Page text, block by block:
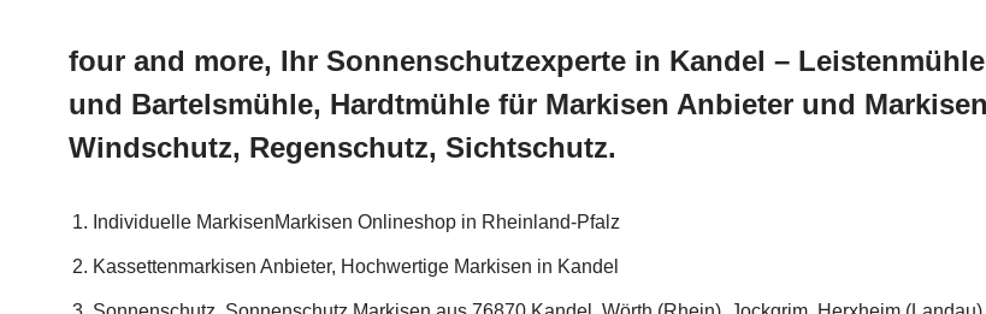
four and more, Ihr Sonnenschutzexperte in Kandel –
und Bartelsmühle, Hardtmühle für Markisen Anbieter und
Windschutz, Regenschutz, Sichtschutz.
Individuelle MarkisenMarkisen Onlineshop in Rheinland-Pfalz
Kassettenmarkisen Anbieter, Hochwertige Markisen in Kandel